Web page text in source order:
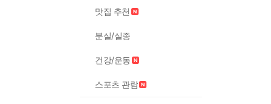
맛집 추천
분실/실종
건강/운동
스포츠 관람